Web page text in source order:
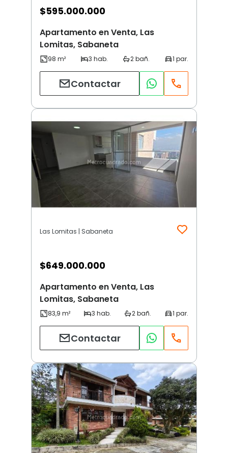
$595.000.000
Apartamento en Venta, Las
Lomitas, Sabaneta
Contactar
Las Lomitas | Sabaneta
$649.000.000
Apartamento en Venta, Las
Lomitas, Sabaneta
Contactar